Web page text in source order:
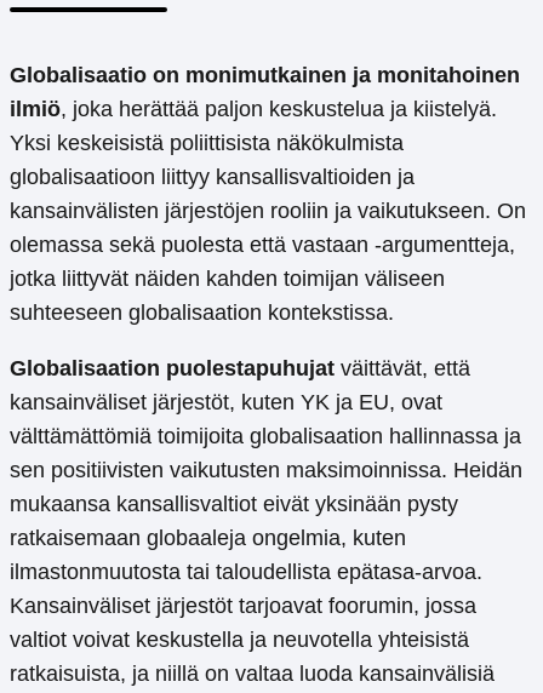
Globalisaatio on monimutkainen ja monitahoinen
ilmiö, joka herättää paljon keskustelua ja kiistelyä.
Yksi keskeisistä poliittisista näkökulmista
globalisaatioon liittyy kansallisvaltioiden ja
kansainvälisten järjestöjen rooliin ja vaikutukseen. On
olemassa sekä puolesta että vastaan -argumentteja,
jotka liittyvät näiden kahden toimijan väliseen
suhteeseen globalisaation kontekstissa.
Globalisaation puolestapuhujat väittävät, että
kansainväliset järjestöt, kuten YK ja EU, ovat
välttämättömiä toimijoita globalisaation hallinnassa ja
sen positiivisten vaikutusten maksimoinnissa. Heidän
mukaansa kansallisvaltiot eivät yksinään pysty
ratkaisemaan globaaleja ongelmia, kuten
ilmastonmuutosta tai taloudellista epätasa-arvoa.
Kansainväliset järjestöt tarjoavat foorumin, jossa
valtiot voivat keskustella ja neuvotella yhteisistä
ratkaisuista, ja niillä on valtaa luoda kansainvälisiä